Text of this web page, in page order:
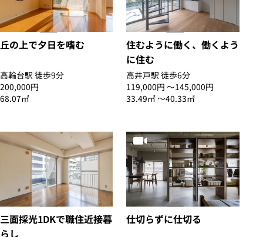
丘の上で夕日を嗜む
高輪台駅 徒歩9分
200,000円
68.07㎡
住むように働く、働くよう
に住む
高井戸駅 徒歩6分
119,000円 〜145,000円
33.49㎡ 〜40.33㎡
三面採光1DKで職住近接暮
らし
仕切らずに仕切る